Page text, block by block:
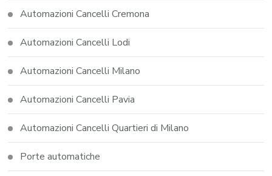
Automazioni Cancelli Cremona
Automazioni Cancelli Lodi
Automazioni Cancelli Milano
Automazioni Cancelli Pavia
Automazioni Cancelli Quartieri di Milano
Porte automatiche